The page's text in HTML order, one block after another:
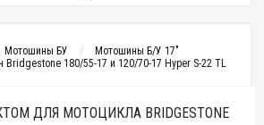
Мотошины БУ
Мотошины Б/У 17"
180/55-17 и 120/70-17 Hyper S-22 TL
ДЛЯ МОТОЦИКЛА BRIDGESTONE